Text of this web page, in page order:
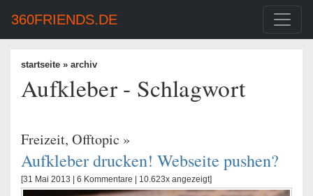
360FRIENDS.DE
startseite » archiv
Aufkleber - Schlagwort
Freizeit, Offtopic »
Aufkleber drucken! Webseite pushen?
[31 Mai 2013 | 6 Kommentare | 10.623x angezeigt]